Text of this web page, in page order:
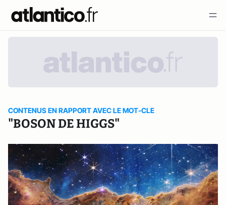
CONTENUS EN RAPPORT AVEC LE MOT-CLE
"BOSON DE HIGGS"